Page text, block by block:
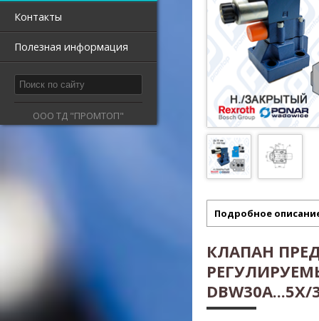
Контакты
Полезная информация
ООО ТД "ПРОМТОП"
Подробное
КЛАПАН
DBW30A...5X/